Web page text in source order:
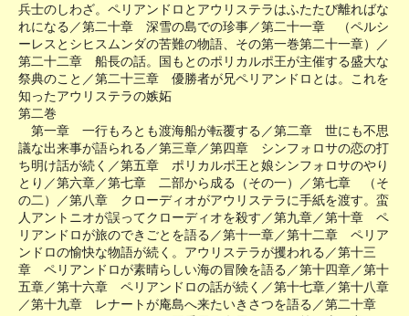
兵士のしわざ。ペリアンドロとアウリステラはふたたび離ればな
れになる／第二十章 深雪の島での珍事／第二十一章 （ペルシ
ーレスとシヒスムンダの苦難の物語、その第一巻第二十一章）／
第二十二章 船長の話。国もとのポリカルポ王が主催する盛大な
祭典のこと／第二十三章 優勝者が兄ペリアンドロとは。これを
知ったアウリステラの嫉妬
第二巻
第一章 一行もろとも渡海船が転覆する／第二章 世にも不思
議な出来事が語られる／第三章／第四章 シンフォロサの恋の打
ち明け話が続く／第五章 ポリカルポ王と娘シンフォロサのやり
とり／第六章／第七章 二部から成る（その一）／第七章 （そ
の二）／第八章 クローディオがアウリステラに手紙を渡す。蛮
人アントニオが誤ってクローディオを殺す／第九章／第十章 ペ
リアンドロが旅のできごとを語る／第十一章／第十二章 ペリア
ンドロの愉快な物語が続く。アウリステラが攫われる／第十三
章 ペリアンドロが素晴らしい海の冒険を語る／第十四章／第十
五章／第十六章 ペリアンドロの話が続く／第十七章／第十八章
／第十九章 レナートが庵島へ来たいきさつを語る／第二十章